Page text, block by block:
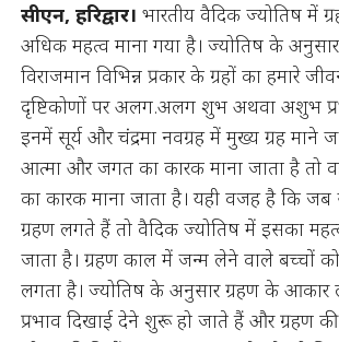
सीएन, हरिद्वार। भारतीय वैदिक ज्योतिष में
अधिक महत्व माना गया है। ज्योतिष के
विराजमान विभिन्न प्रकार के ग्रहों का हमारे
दृष्टिकोणों पर अलग.अलग शुभ अथवा अशुभ
इनमें सूर्य और चंद्रमा नवग्रह में मुख्य ग्रह माने
आत्मा और जगत का कारक माना जाता है तो
का कारक माना जाता है। यही वजह है कि जब
ग्रहण लगते हैं तो वैदिक ज्योतिष में इसका
जाता है। ग्रहण काल में जन्म लेने वाले बच्चों
लगता है। ज्योतिष के अनुसार ग्रहण के
प्रभाव दिखाई देने शुरू हो जाते हैं और ग्रहण